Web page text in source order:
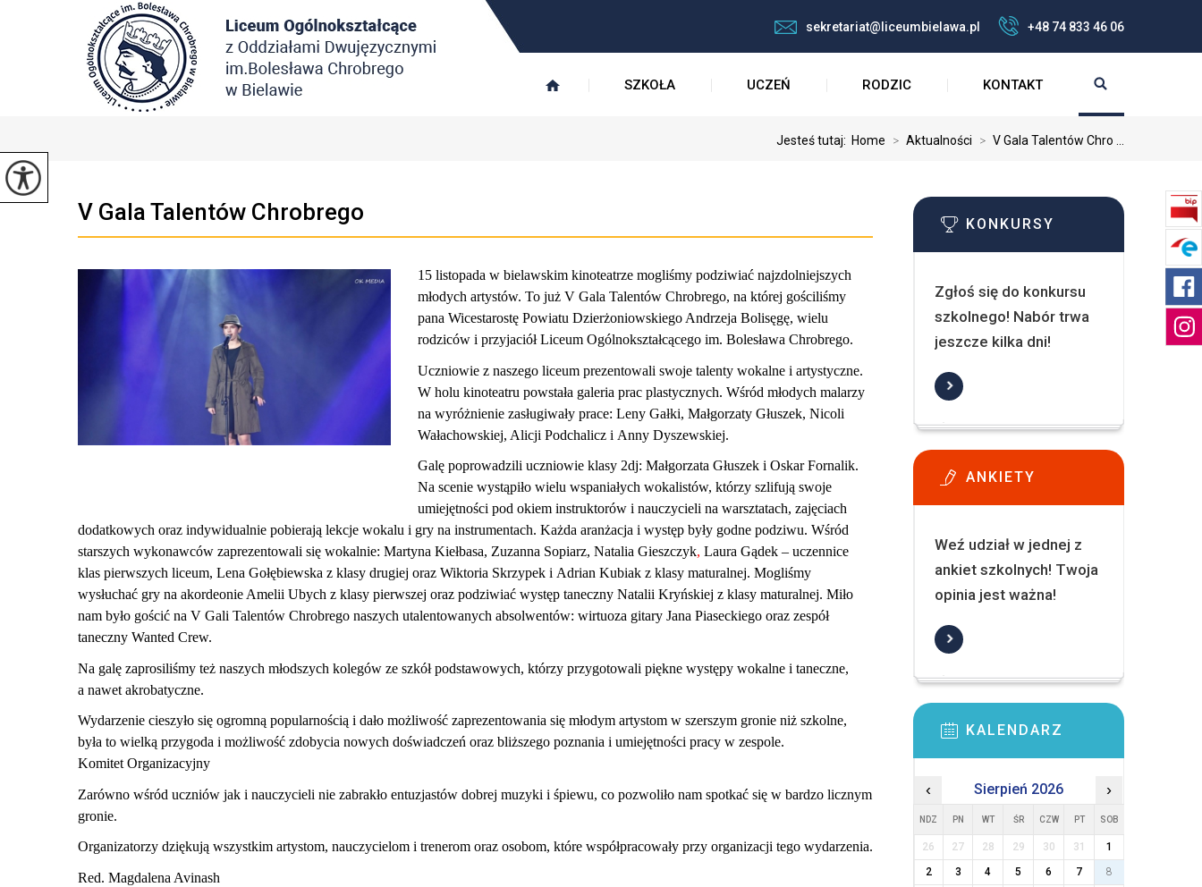
sekretariat@liceumbielawa.pl +48 74 833 46 06
SZKOŁA UCZEŃ RODZIC KONTAKT
Jesteś tutaj: Home > Aktualności > V Gala Talentów Chro ...
V Gala Talentów Chrobrego
15 listopada w bielawskim kinoteatrze mogliśmy podziwiać najzdolniejszych
młodych artystów. To już V Gala Talentów Chrobrego, na której gościliśmy
pana Wicestarostę Powiatu Dzierżoniowskiego Andrzeja Bolisęgę, wielu
rodziców i przyjaciół Liceum Ogólnokształcącego im. Bolesława Chrobrego.
Uczniowie z naszego liceum prezentowali swoje talenty wokalne i artystyczne.
W holu kinoteatru powstała galeria prac plastycznych. Wśród młodych malarzy
na wyróżnienie zasługiwały prace: Leny Gałki, Małgorzaty Głuszek, Nicoli
Wałachowskiej, Alicji Podchalicz i Anny Dyszewskiej.
Galę poprowadzili uczniowie klasy 2dj: Małgorzata Głuszek i Oskar Fornalik.
Na scenie wystąpiło wielu wspaniałych wokalistów, którzy szlifują swoje
umiejętności pod okiem instruktorów i nauczycieli na warsztatach, zajęciach
dodatkowych oraz indywidualnie pobierają lekcje wokalu i gry na instrumentach. Każda aranżacja i występ były godne podziwu. Wśród
starszych wykonawców zaprezentowali się wokalnie: Martyna Kiełbasa, Zuzanna Sopiarz, Natalia Gieszczyk, Laura Gądek – uczennice
klas pierwszych liceum, Lena Gołębiewska z klasy drugiej oraz Wiktoria Skrzypek i Adrian Kubiak z klasy maturalnej. Mogliśmy
wysłuchać gry na akordeonie Amelii Ubych z klasy pierwszej oraz podziwiać występ taneczny Natalii Kryńskiej z klasy maturalnej. Miło
nam było gościć na V Gali Talentów Chrobrego naszych utalentowanych absolwentów: wirtuoza gitary Jana Piaseckiego oraz zespół
taneczny Wanted Crew.
Na galę zaprosiliśmy też naszych młodszych kolegów ze szkół podstawowych, którzy przygotowali piękne występy wokalne i taneczne,
a nawet akrobatyczne.
Wydarzenie cieszyło się ogromną popularnością i dało możliwość zaprezentowania się młodym artystom w szerszym gronie niż szkolne,
była to wielką przygoda i możliwość zdobycia nowych doświadczeń oraz bliższego poznania i umiejętności pracy w zespole.
Komitet Organizacyjny
Zarówno wśród uczniów jak i nauczycieli nie zabrakło entuzjastów dobrej muzyki i śpiewu, co pozwoliło nam spotkać się w bardzo licznym
gronie.
Organizatorzy dziękują wszystkim artystom, nauczycielom i trenerom oraz osobom, które współpracowały przy organizacji tego wydarzenia.
Red. Magdalena Avinash
KONKURSY
Zgłoś się do konkursu
szkolnego! Nabór trwa
jeszcze kilka dni!
ANKIETY
Weź udział w jednej z
ankiet szkolnych! Twoja
opinia jest ważna!
KALENDARZ
‹ Sierpień 2026 ›
NDZ PN WT ŚR CZW PT SOB
26 27 28 29 30 31
1
2
3 4 5 6 7
8